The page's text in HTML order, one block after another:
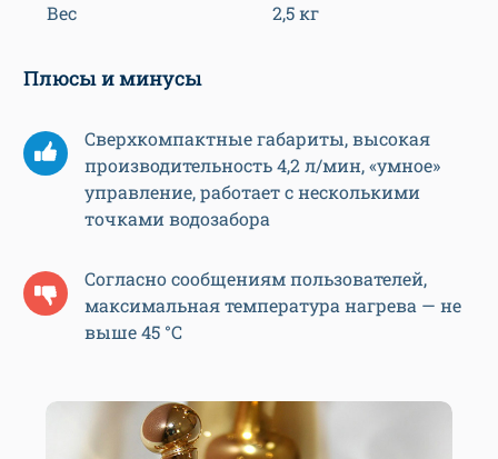
Вес 2,5 кг
Плюсы и минусы
Сверхкомпактные габариты, высокая
производительность 4,2 л/мин, «умное»
управление, работает с несколькими
точками водозабора
Согласно сообщениям пользователей,
максимальная температура нагрева — не
выше 45 °С